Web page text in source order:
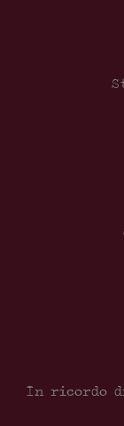
In ricordo di